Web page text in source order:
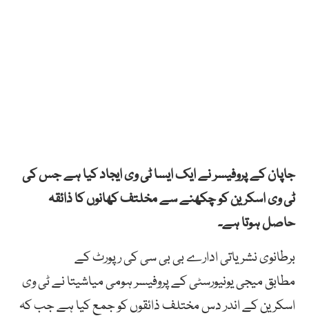
جاپان کے پروفیسر نے ایک ایسا ٹی وی ایجاد کیا ہے جس کی
ٹی وی اسکرین کو چکھنے سے مخلتف کھانوں کا ذائقہ
حاصل ہوتا ہے۔
برطانوی نشریاتی ادارے بی بی سی کی رپورٹ کے
مطابق میجی یونیورسٹی کے پروفیسر ہومی میاشیتا نے ٹی وی
اسکرین کے اندر دس مختلف ذائقوں کو جمع کیا ہے جب کہ